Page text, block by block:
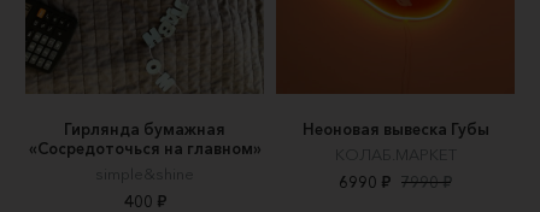
Гирлянда бумажная
«Сосредоточься на главном»
simple&shine
400 ₽
Неоновая вывеска Губы
КОЛАБ.МАРКЕТ
6990 ₽ 7990 ₽